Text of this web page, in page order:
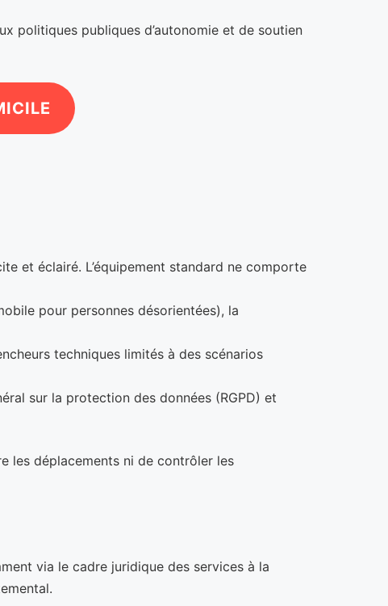
politiques publiques d’autonomie et de soutien
et éclairé. L’équipement standard ne comporte
pour personnes désorientées), la
techniques limités à des scénarios
sur la protection des données (RGPD) et
les déplacements ni de contrôler les
via le cadre juridique des services à la